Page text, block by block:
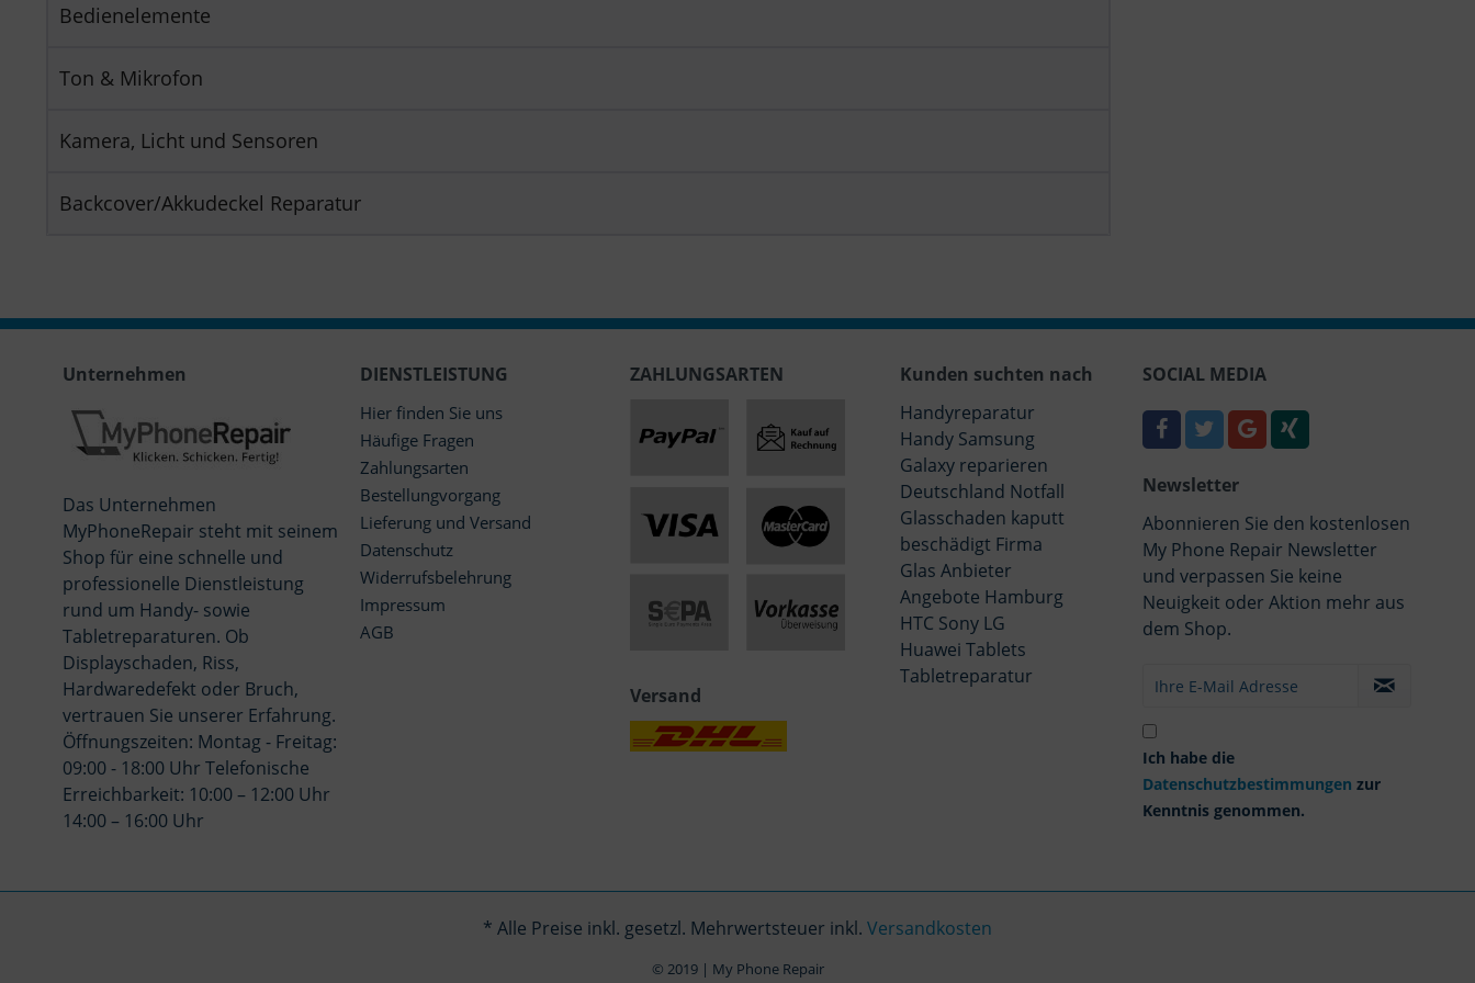
Bedienelemente
Ton & Mikrofon
Kamera, Licht und Sensoren
Backcover/Akkudeckel Reparatur
Unternehmen
Das Unternehmen
MyPhoneRepair steht mit seinem
Shop für eine schnelle und
professionelle Dienstleistung
rund um Handy- sowie
Tabletreparaturen. Ob
Displayschaden, Riss,
Hardwaredefekt oder Bruch,
vertrauen Sie unserer Erfahrung.
Öffnungszeiten: Montag - Freitag:
09:00 - 18:00 Uhr Telefonische
Erreichbarkeit: 10:00 – 12:00 Uhr
14:00 – 16:00 Uhr
DIENSTLEISTUNG
Hier finden Sie uns
Häufige Fragen
Zahlungsarten
Bestellungvorgang
Lieferung und Versand
Datenschutz
Widerrufsbelehrung
Impressum
AGB
ZAHLUNGSARTEN
Versand
Kunden suchten nach
Handyreparatur
Handy Samsung
Galaxy reparieren
Deutschland Notfall
Glasschaden kaputt
beschädigt Firma
Glas Anbieter
Angebote Hamburg
HTC Sony LG
Huawei Tablets
Tabletreparatur
SOCIAL MEDIA
Newsletter
Abonnieren Sie den kostenlosen
My Phone Repair Newsletter
und verpassen Sie keine
Neuigkeit oder Aktion mehr aus
dem Shop.
Ich habe die
Datenschutzbestimmungen zur
Kenntnis genommen.
* Alle Preise inkl. gesetzl. Mehrwertsteuer inkl. Versandkosten
© 2019 | My Phone Repair